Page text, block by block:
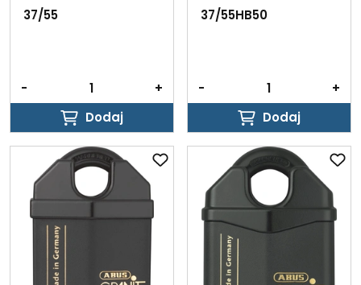
37/55
-
+
Dodaj
Dodaj
37/55HB50
-
+
Dodaj
Dodaj